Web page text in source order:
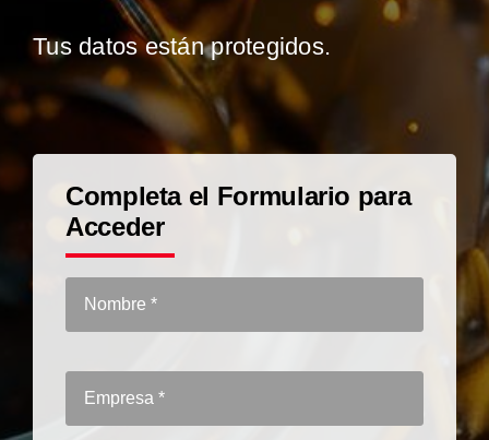
Contáctanos
Tus datos están protegidos.
Completa el Formulario para
Acceder